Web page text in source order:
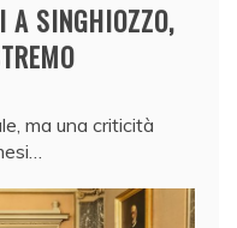
A SINGHIOZZO,
ma una criticità